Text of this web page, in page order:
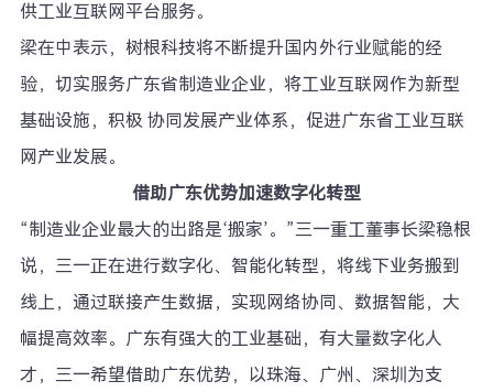
供工业互联网平台服务。
梁在中表示，树根科技将不断提升国内外行业赋能的经
验，切实服务广东省制造业企业，将工业互联网作为新型
基础设施，积极 协同发展产业体系，促进广东省工业互联
网产业发展。
借助广东优势加速数字化转型
“制造业企业最大的出路是‘搬家’。”三一重工董事长梁稳根
说，三一正在进行数字化、智能化转型，将线下业务搬到
线上，通过联接产生数据，实现网络协同、数据智能，大
幅提高效率。广东有强大的工业基础，有大量数字化人
才，三一希望借助广东优势，以珠海、广州、深圳为支